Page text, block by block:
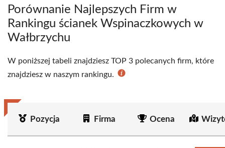
Porównanie Najlepszych Firm w
Rankingu ścianek Wspinaczkowych w
Wałbrzychu
W poniższej tabeli znajdziesz TOP 3 polecanych firm, które
znajdziesz w naszym rankingu.
Pozycja Firma Ocena